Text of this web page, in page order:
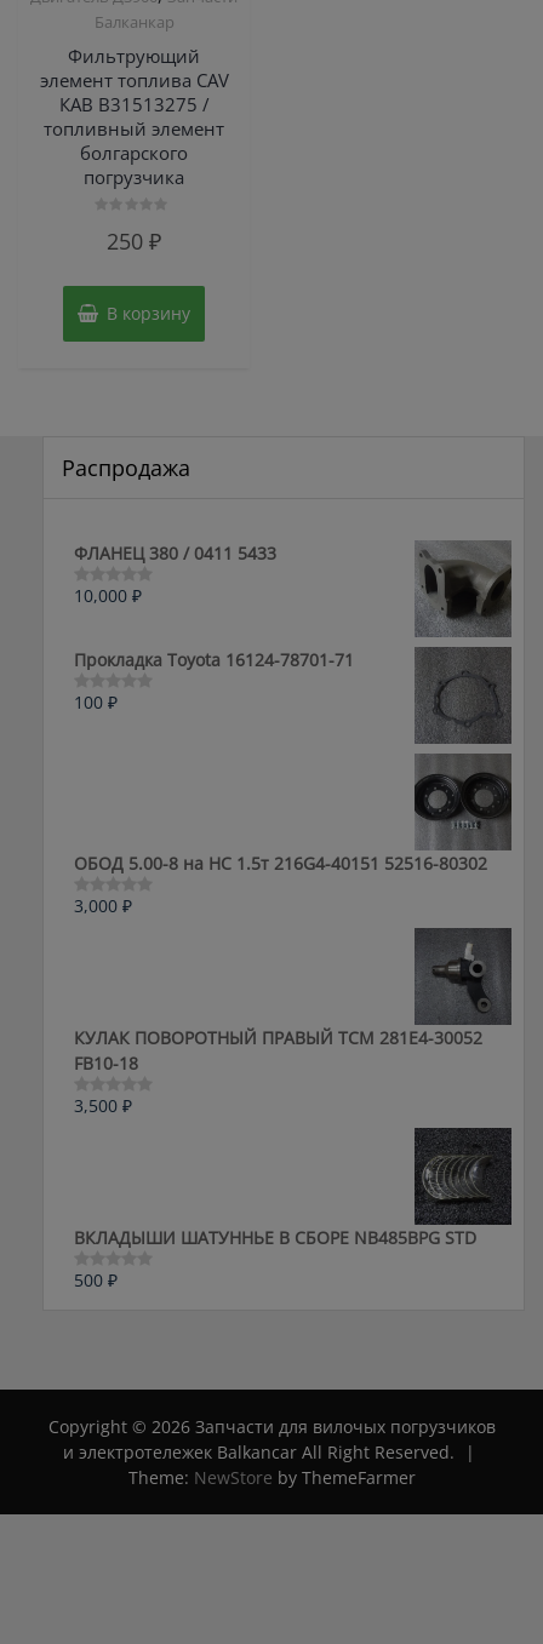
Балканкар
Фильтрующий
элемент топлива CAV
КАВ B31513275 /
топливный элемент
болгарского
погрузчика
250₽
В корзину
Распродажа
ФЛАНЕЦ 380 / 0411 5433
Оценка
5
10,000 ₽
Прокладка Toyota 16124-78701-71
Оценка
100 ₽
ОБОД 5.00-8 на HC 1.5т 216G4-40151 52516-80302
Оценка
3,000 ₽
КУЛАК ПОВОРОТНЫЙ ПРАВЫЙ ТСМ 281E4-30052
FB10-18
Оценка
3,500 ₽
ВКЛАДЫШИ ШАТУННЬЕ В СБОРЕ NB485BPG STD
Оценка
500 ₽
Copyright © 2026 Запчасти для вилочых погрузчиков
и электротележек Balkancar All Right Reserved.
|
Theme: NewStore by ThemeFarmer